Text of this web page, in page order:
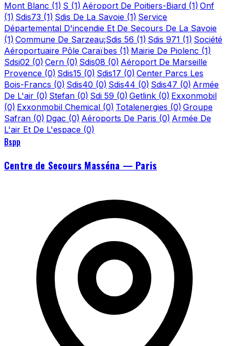
Mont Blanc (1) S (1) Aéroport De Poitiers-Biard (1) Onf
(1) Sdis73 (1) Sdis De La Savoie (1) Service
Départemental D'incendie Et De Secours De La Savoie
(1) Commune De Sarzeau;Sdis 56 (1) Sdis 971 (1) Société
Aéroportuaire Pôle Caraïbes (1) Mairie De Piolenc (1)
Sdsi02 (0) Cern (0) Sdis08 (0) Aéroport De Marseille
Provence (0) Sdis15 (0) Sdis17 (0) Center Parcs Les
Bois-Francs (0) Sdis40 (0) Sdis44 (0) Sdis47 (0) Armée
De L'air (0) Stefan (0) Sdi 59 (0) Getlink (0) Exxonmobil
(0) Exxonmobil Chemical (0) Totalenergies (0) Groupe
Safran (0) Dgac (0) Aéroports De Paris (0) Armée De
L'air Et De L'espace (0)
Bspp
Centre de Secours Masséna — Paris